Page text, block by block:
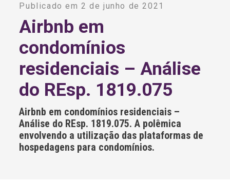
t
r
n
a
t
v
:
Publicado em 2 de junho de 2021
Airbnb em
condomínios
residenciais – Análise
do REsp. 1819.075
Airbnb em condomínios residenciais –
Análise do REsp. 1819.075. A polêmica
envolvendo a utilização das plataformas de
hospedagens para condomínios.